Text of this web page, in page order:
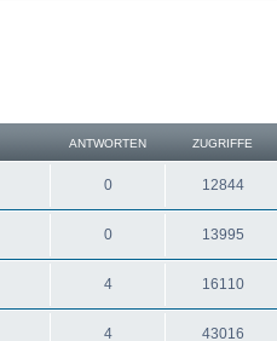
ANTWORTEN ZUGRIFFE
0 12844
0 13995
4 16110
4 43016